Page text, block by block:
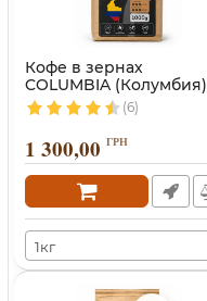
Кофе в зернах
COLUMBIA (Колумбия)
(6)
1 300,00 ГРН
1кг